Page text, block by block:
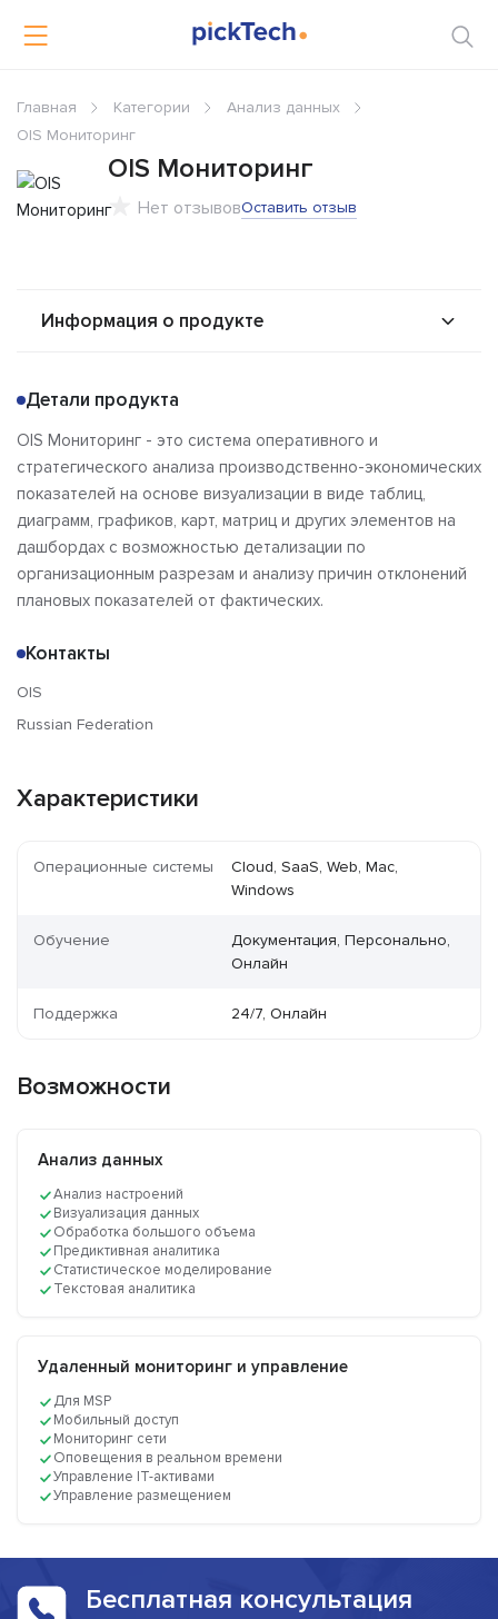
Главная Категории
Анализ данных
OIS Мониторинг
OIS Мониторинг
Нет отзывовОставить отзыв
Информация о продукте
Альтернативы
Отзывы
Детали продукта
OIS Мониторинг - это система оперативного и
стратегического анализа производственно-экономических
показателей на основе визуализации в виде таблиц,
диаграмм, графиков, карт, матриц и других элементов на
дашбордах с возможностью детализации по
организационным разрезам и анализу причин отклонений
плановых показателей от фактических.
Контакты
OIS
Russian Federation
Характеристики
Операционные системы
Cloud, SaaS, Web, Mac,
Windows
Обучение
Документация, Персонально,
Онлайн
Поддержка 24/7, Онлайн
Возможности
Анализ данных
Анализ настроений
Визуализация данных
Обработка большого объема
Предиктивная аналитика
Статистическое моделирование
Текстовая аналитика
Удаленный мониторинг и управление
Для MSP
Мобильный доступ
Мониторинг сети
Оповещения в реальном времени
Управление IT-активами
Управление размещением
Бесплатная консультация